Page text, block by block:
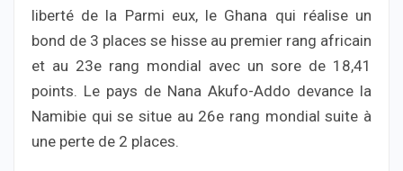
liberté de la Parmi eux, le Ghana qui réalise un
bond de 3 places se hisse au premier rang africain
et au 23e rang mondial avec un sore de 18,41
points. Le pays de Nana Akufo-Addo devance la
Namibie qui se situe au 26e rang mondial suite à
une perte de 2 places.